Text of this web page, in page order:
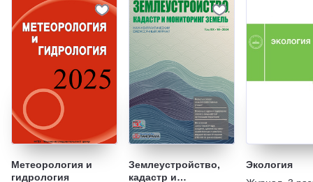
Метеорология и
гидрология
Землеустройство,
кадастр и
Экология